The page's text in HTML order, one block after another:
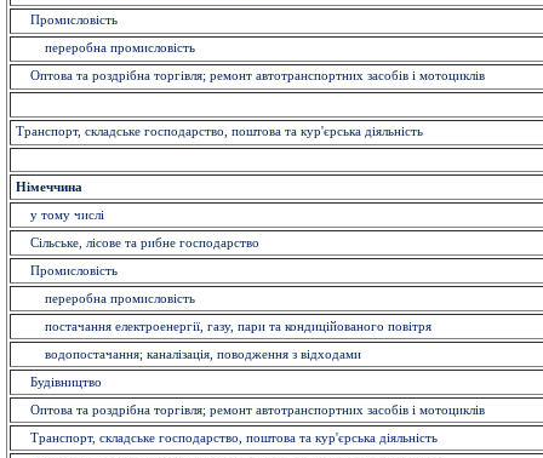
Промисловість
переробна промисловість
Оптова та роздрібна торгівля; ремонт автотранспортних засобів і мотоциклів
Транспорт, складське господарство, поштова та кур'єрська діяльність
Німеччина
у тому числі
Сільське, лісове та рибне господарство
Промисловість
переробна промисловість
постачання електроенергії, газу, пари та кондиційованого повітря
водопостачання; каналізація, поводження з відходами
Будівництво
Оптова та роздрібна торгівля; ремонт автотранспортних засобів і мотоциклів
Транспорт, складське господарство, поштова та кур'єрська діяльність